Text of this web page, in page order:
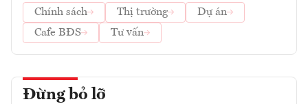
Chính sách
Thị trường
Dự án
Cafe BĐS
Tư vấn
Đừng bỏ lỡ